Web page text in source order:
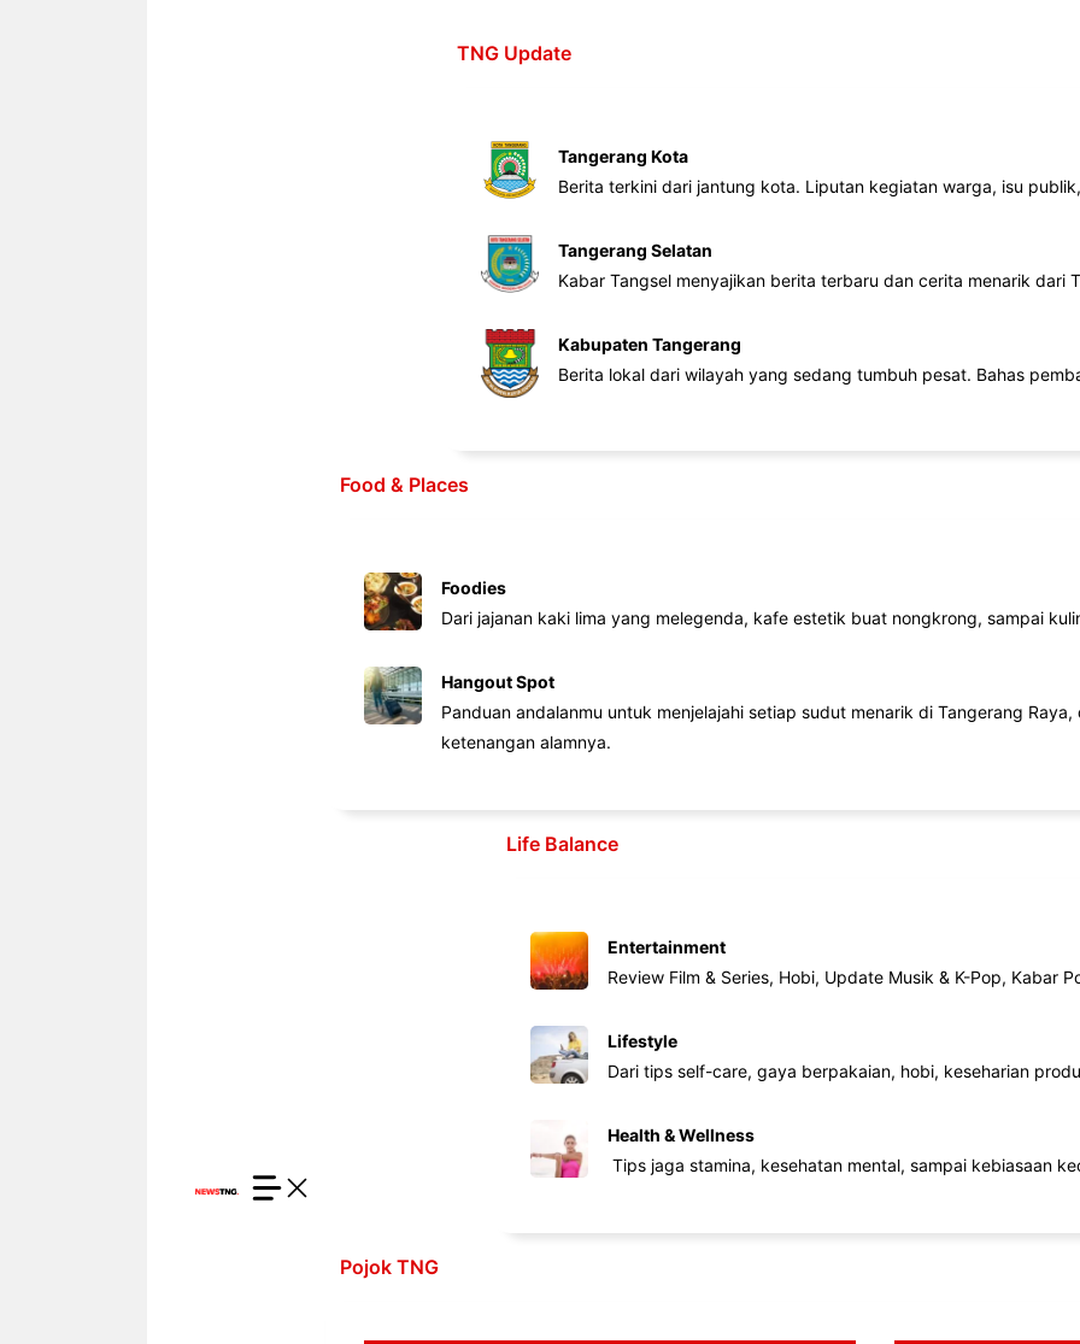
TNG Update
Tangerang Kota
Berita terkini dari jantung kota. Liputan kegiatan warga, isu
Tangerang Selatan
Kabar Tangsel menyajikan berita terbaru dan cerita menarik dari
Kabupaten Tangerang
Berita lokal dari wilayah yang sedang tumbuh pesat. Bahas
Food & Places
Foodies
Dari jajanan kaki lima yang melegenda, kafe estetik buat nongkrong, sampai
Hangout Spot
Panduan andalanmu untuk menjelajahi setiap sudut menarik di Tangerang
ketenangan alamnya.
Life Balance
Entertainment
Review Film & Series, Hobi, Update Musik & K-Pop, Kabar
Lifestyle
Dari tips self-care, gaya berpakaian, hobi, keseharian
Health & Wellness
Tips jaga stamina, kesehatan mental, sampai kebiasaan
Pojok TNG